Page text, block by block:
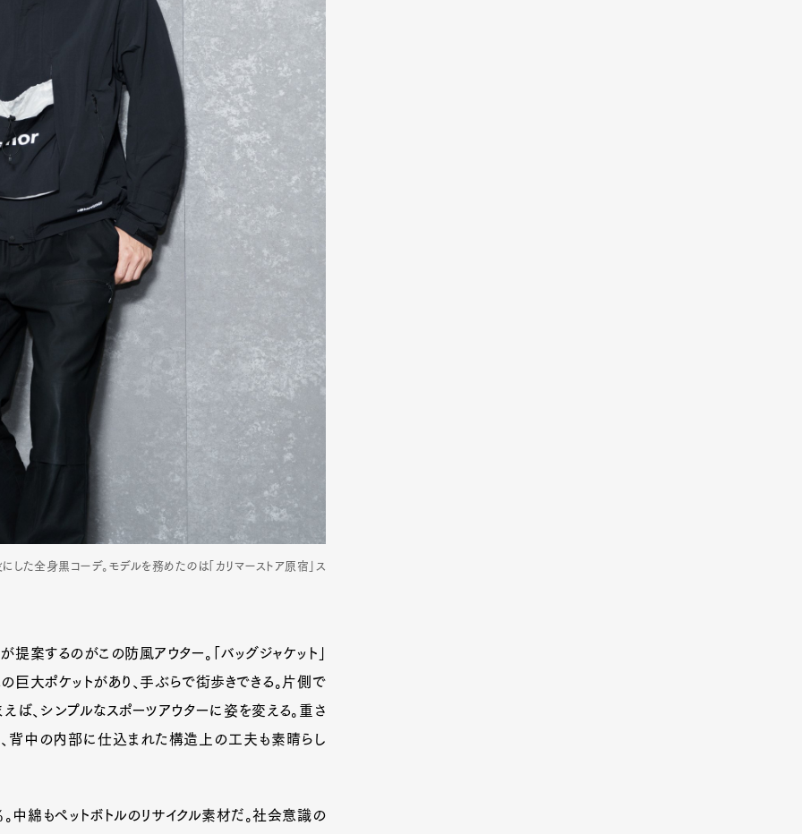
Art&Design Watch
Fashion
Cars Product
Lifestyle
Magazine Official Columnist
Pen international Pen tw
した全身黒コーデ。モデルを務めたのは「カリマーストア原宿」ス
するのがこの防風アウター。「バッグジャケット」
巨大ポケットがあり、手ぶらで街歩きできる。片側で
ば、シンプルなスポーツアウターに姿を変える。重さ
背中の内部に仕込まれた構造上の工夫も素晴らし
中綿もペットボトルのリサイクル素材だ。社会意識の